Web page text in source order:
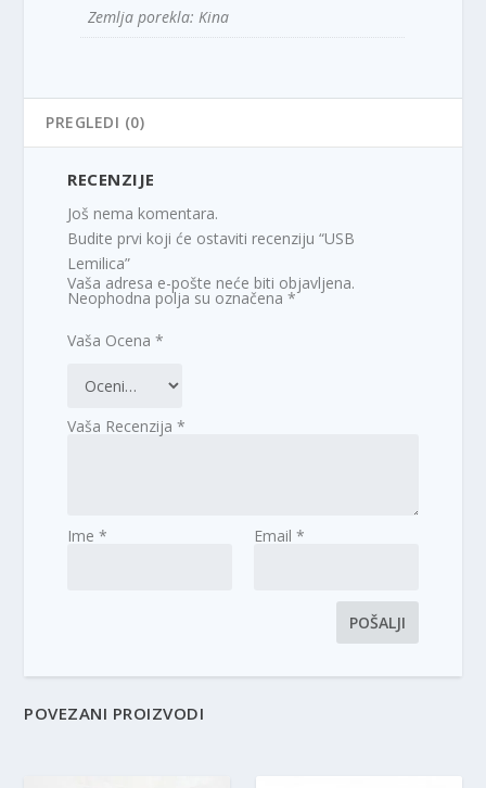
Zemlja porekla: Kina
PREGLEDI (0)
RECENZIJE
Još nema komentara.
Budite prvi koji će ostaviti recenziju “USB
Lemilica”
Vaša adresa e-pošte neće biti objavljena.
Neophodna polja su označena*
Vaša Ocena*
Vaša Recenzija*
Ime* Email *
POVEZANI PROIZVODI